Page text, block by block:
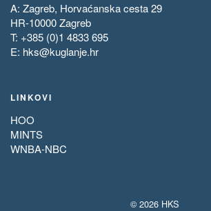
A: Zagreb, Horvaćanska cesta 29
HR-10000 Zagreb
T: +385 (0)1 4833 695
E: hks@kuglanje.hr
LINKOVI
HOO
MINTS
WNBA-NBC
© 2026 HKS